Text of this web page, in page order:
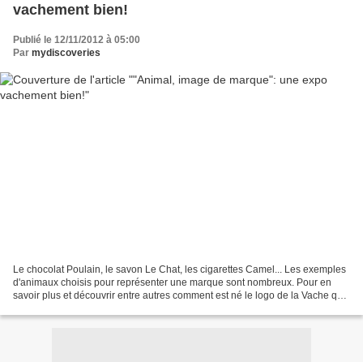
vachement bien!
Publié le 12/11/2012 à 05:00
Par mydiscoveries
Le chocolat Poulain, le savon Le Chat, les cigarettes Camel... Les exemples
d'animaux choisis pour représenter une marque sont nombreux. Pour en
savoir plus et découvrir entre autres comment est né le logo de la Vache qui